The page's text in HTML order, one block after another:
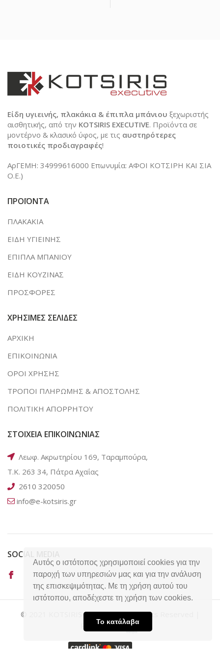
Αυτός ο ιστότοπος χρησιμοποιεί cookies για την
παροχή των υπηρεσιών μας και για την ανάλυση
της επισκεψιμότητας. Με τη χρήση αυτού του
ιστότοπου, αποδέχεστε τη χρήση των cookies.
Το κατάλαβα
Είδη υγιεινής, πλακάκια & έπιπλα μπάνιου ξεχωριστής
αισθητικής, από την KOTSIRIS EXECUTIVE. Προϊόντα σε
μοντέρνο & κλασικό ύφος, με τις αυστηρότερες
ποιοτικές προδιαγραφές!
ΑρΓΕΜΗ: 34999616000 Επωνυμία: ΑΦΟΙ ΚΟΤΣΙΡΗ ΚΑΙ ΣΙΑ
Ο.Ε.)
ΠΡΟΪΟΝΤΑ
ΠΛΑΚΑΚΙΑ
ΕΙΔΗ ΥΓΙΕΙΝΗΣ
ΕΠΙΠΛΑ ΜΠΑΝΙΟΥ
ΕΙΔΗ ΚΟΥΖΙΝΑΣ
ΠΡΟΣΦΟΡΕΣ
ΧΡΗΣΙΜΕΣ ΣΕΛΙΔΕΣ
ΑΡΧΙΚΗ
ΕΠΙΚΟΙΝΩΝΙΑ
ΟΡΟΙ ΧΡΗΣΗΣ
ΤΡΟΠΟΙ ΠΛΗΡΩΜΗΣ & ΑΠΟΣΤΟΛΗΣ
ΠΟΛΙΤΙΚΗ ΑΠΟΡΡΗΤΟΥ
ΣΤΟΙΧΕΙΑ ΕΠΙΚΟΙΝΩΝΙΑΣ
Λεωφ. Ακρωτηρίου 169, Ταραμπούρα,
Τ.Κ. 263 34, Πάτρα Αχαΐας
2610 320050
info@e-kotsiris.gr
SOCIAL MEDIA
© 2021 KOTSIRIS EXECUTIVE, All Rights Reserved |
Powered by